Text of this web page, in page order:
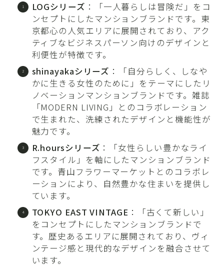
LOGシリーズ ：「一人暮らしは冒険だ」をコ
ンセプトにしたマンションブランドです。東
京都心の人気エリアに展開されており、アク
ティブなビジネスパーソン向けのデザインと
利便性が特徴です。
shinayakaシリーズ ：「自分らしく、しなや
かに生きる女性のために」をテーマにしたリ
ノベーションマンションブランドです。雑誌
「MODERN LIVING」とのコラボレーション
で生まれた、洗練されたデザインと機能性が
魅力です。
R.hoursシリーズ ：「女性らしい豊かなライ
フスタイル」を軸にしたマンションブランド
です。青山フラワーマーケットとのコラボレ
ーションにより、自然豊かな住まいを提供し
ています。
TOKYO EAST VINTAGE ：「古くて新しい」
をコンセプトにしたマンションブランドで
す。歴史あるエリアに展開されており、ヴィ
ンテージ感と現代的なデザインを融合させて
います。